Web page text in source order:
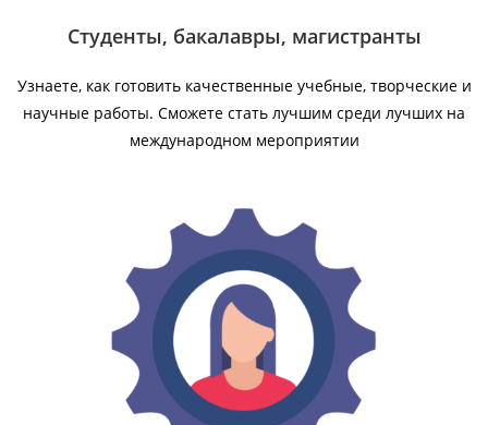
Студенты, бакалавры, магистранты
Узнаете, как готовить качественные учебные, творческие и
научные работы. Сможете стать лучшим среди лучших на
международном мероприятии​